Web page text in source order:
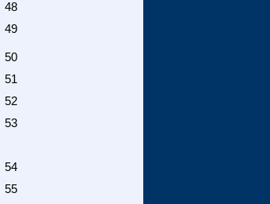
48
49
50
51
52
53
54
55